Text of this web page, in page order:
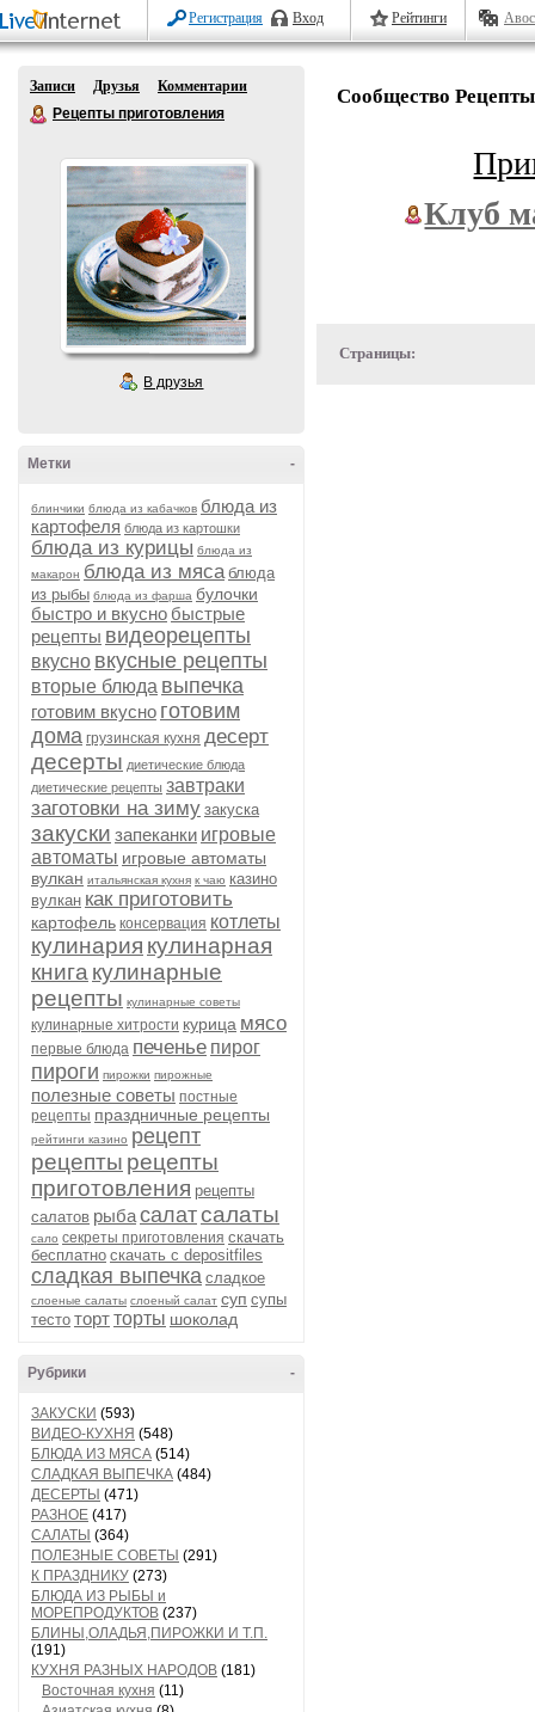
Регистрация Вход Рейтинги
Записи Друзья
Комментарии
Рецепты приготовления
В друзья
-
Метки
блинчики блюда из кабачков блюда из
картофеля блюда из картошки
блюда из курицы блюда из
макарон блюда из мяса блюда
из рыбы блюда из фарша булочки
быстро и вкусно быстрые
рецепты видеорецепты
вкусно вкусные рецепты
вторые блюда выпечка
готовим вкусно готовим
дома грузинская кухня десерт
десерты диетические блюда
диетические рецепты завтраки
заготовки на зиму закуска
закуски запеканки игровые
автоматы игровые автоматы
вулкан итальянская кухня к чаю казино
вулкан как приготовить
картофель консервация котлеты
кулинария кулинарная
книга кулинарные
рецепты кулинарные советы
кулинарные хитрости курица мясо
первые блюда печенье пирог
пироги пирожки пирожные
полезные советы постные
рецепты праздничные рецепты
рейтинги казино рецепт
рецепты рецепты
приготовления рецепты
салатов рыбасалатсалаты
сало секреты приготовления скачать
бесплатно скачать с depositfiles
сладкая выпечка сладкое
слоеные салаты слоеный салат суп супы
тесто тортторты шоколад
-
Рубрики
ЗАКУСКИ (593)
ВИДЕО-КУХНЯ (548)
БЛЮДА ИЗ МЯСА (514)
СЛАДКАЯ ВЫПЕЧКА (484)
ДЕСЕРТЫ (471)
РАЗНОЕ (417)
САЛАТЫ (364)
ПОЛЕЗНЫЕ СОВЕТЫ (291)
К ПРАЗДНИКУ (273)
БЛЮДА ИЗ РЫБЫ и
МОРЕПРОДУКТОВ (237)
БЛИНЫ,ОЛАДЬЯ,ПИРОЖКИ И Т.П.
(191)
КУХНЯ РАЗНЫХ НАРОДОВ (181)
Восточная кухня (11)
Сообщество
Клуб
Страницы: